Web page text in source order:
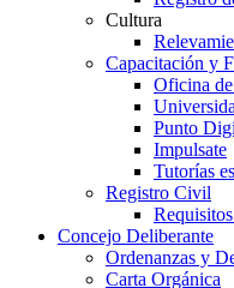
Cultura
Capacitación y
Oficina
Punto
Impulsate
Tutorías
Registro Civil
Concejo Deliberante
Ordenanzas y
Carta Orgánica